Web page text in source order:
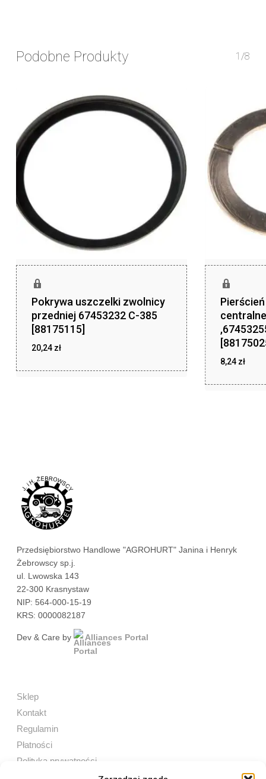
Podobne Produkty 1/8
Pokrywa uszczelki zwolnicy
przedniej 67453232 C-385
[88175115]
20,24 zł
8,24 zł
Przedsiębiorstwo Handlowe "AGROHURT" Janina i Henryk
Żebrowscy sp.j.
ul. Lwowska 143
22-300 Krasnystaw
NIP: 564-000-15-19
KRS: 0000082187
Dev & Care by Alliances Portal
Sklep
Kontakt
Regulamin
Płatności
Polityka prywatności